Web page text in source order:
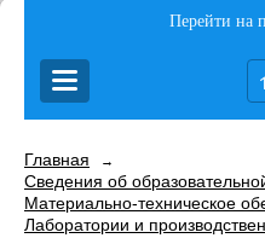
Перейти на
Главная →
Сведения об
Материально-техническое
Лаборатории и